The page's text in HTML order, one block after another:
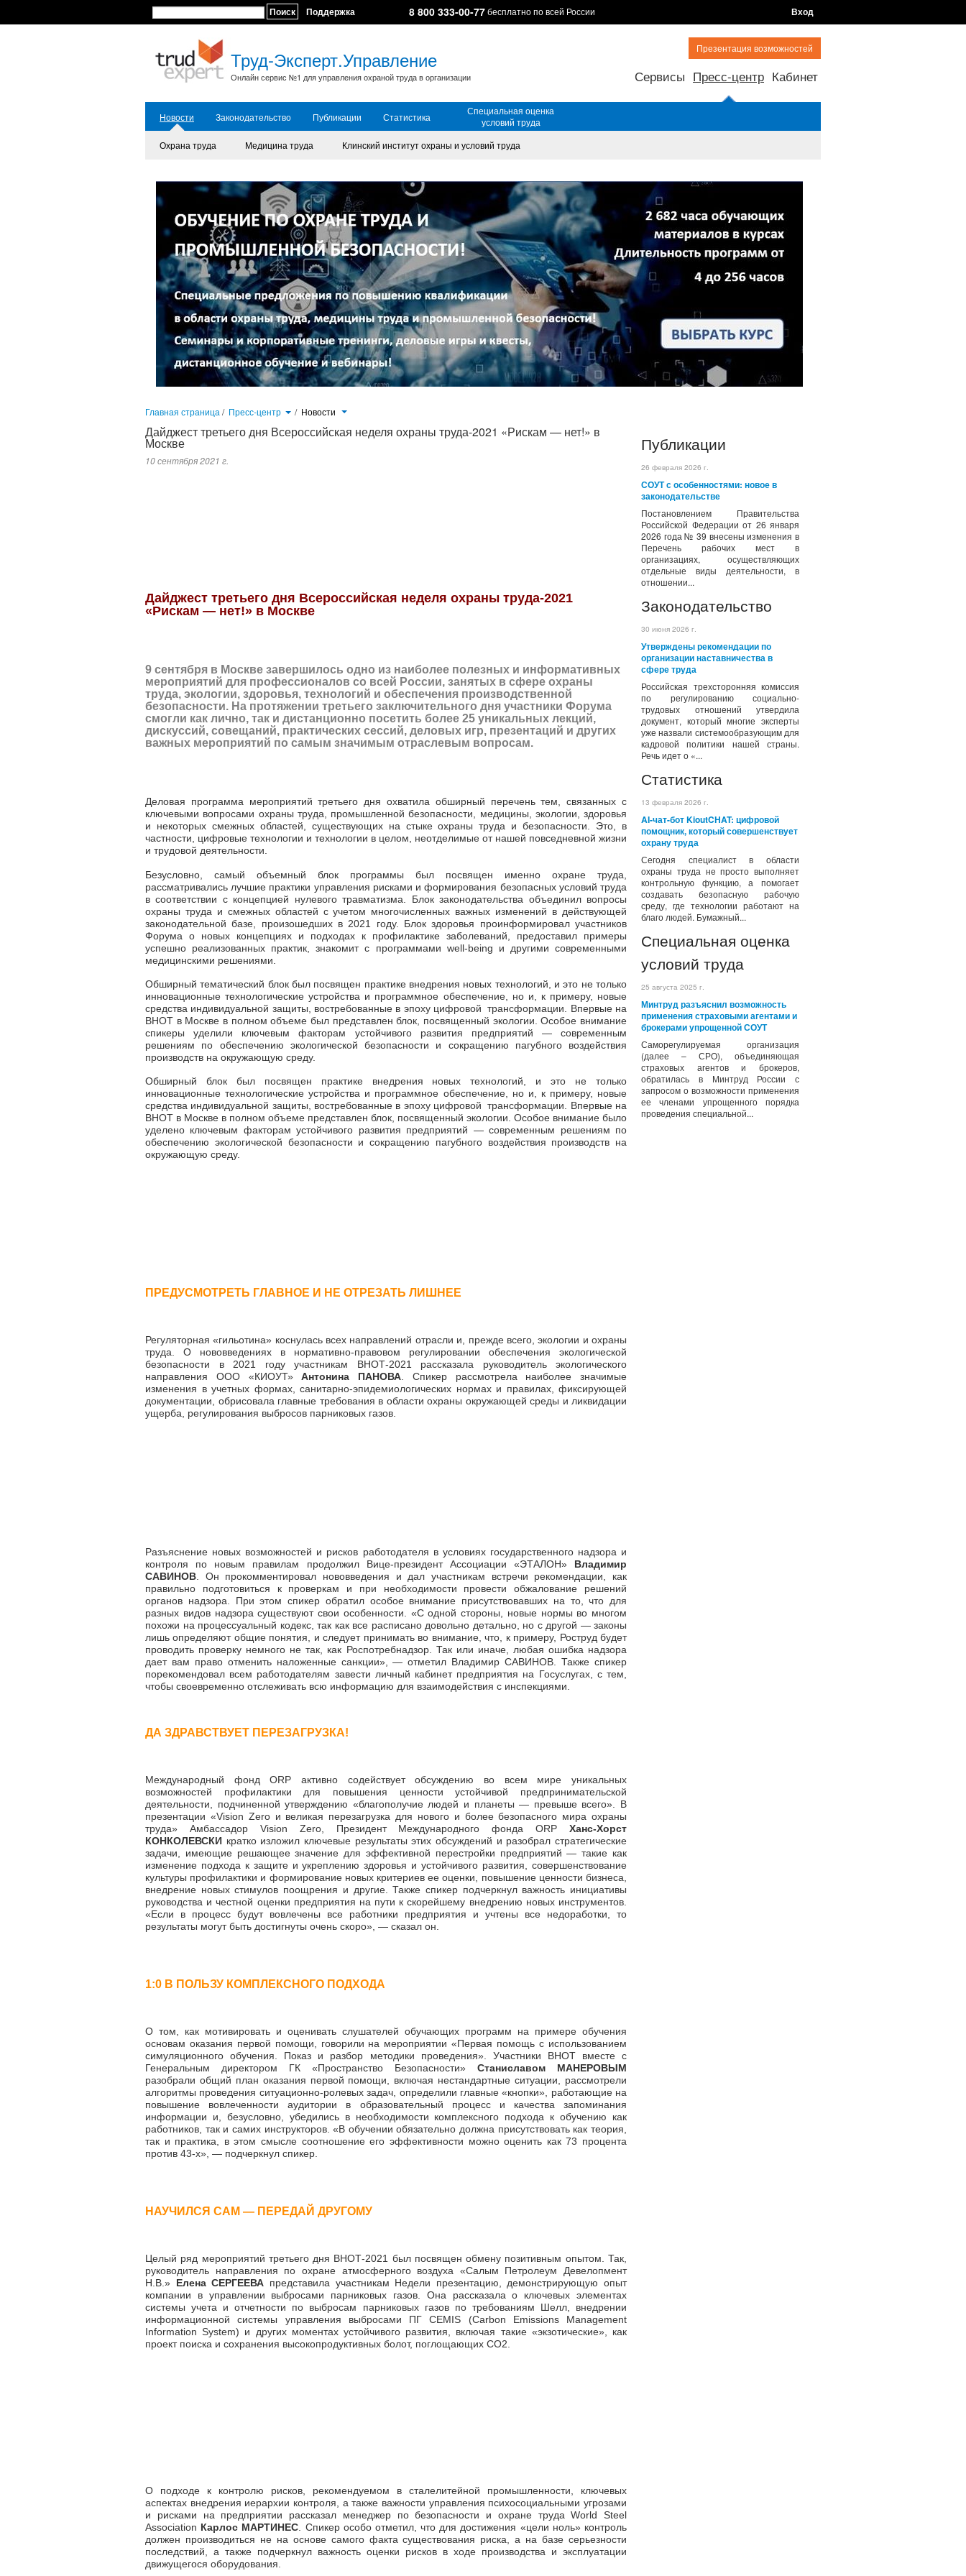
Поиск Поддержка 8 800 333-00-77бесплатно по всей России Вход
Труд-Эксперт.Управление
Онлайн сервис №1 для управления охраной труда в организации
Презентация возможностей
Сервисы Пресс-центр Кабинет
Новости Законодательство Публикации Статистика
Специальная оценка
условий труда
Охрана труда
Медицина труда Клинский институт охраны и условий труда
Главная страница / Пресс-центр / Новости
Публикации
26 февраля 2026 г.
СОУТ с особенностями: новое в
законодательстве
Постановлением Правительства
Российской Федерации от 26 января
2026 года № 39 внесены изменения в
Перечень рабочих мест в
организациях, осуществляющих
отдельные виды деятельности, в
отношении...
Законодательство
30 июня 2026 г.
Утверждены рекомендации по
организации наставничества в
сфере труда
Российская трехсторонняя комиссия
по регулированию социально-
трудовых отношений утвердила
документ, который многие эксперты
уже назвали системообразующим для
кадровой политики нашей страны.
Речь идет о «...
Статистика
13 февраля 2026 г.
AI-чат-бот KioutCHAT: цифровой
помощник, который совершенствует
охрану труда
Сегодня специалист в области
охраны труда не просто выполняет
контрольную функцию, а помогает
создавать безопасную рабочую
среду, где технологии работают на
благо людей. Бумажный...
Специальная оценка
условий труда
25 августа 2025 г.
Минтруд разъяснил возможность
применения страховыми агентами и
брокерами упрощенной СОУТ
Саморегулируемая организация
(далее – СРО), объединяющая
страховых агентов и брокеров,
обратилась в Минтруд России с
запросом о возможности применения
ее членами упрощенного порядка
проведения специальной...
Дайджест третьего дня Всероссийская неделя охраны труда-2021 «Рискам — нет!» в
Москве
10 сентября 2021 г.
Дайджест третьего дня Всероссийская неделя охраны труда-2021
«Рискам — нет!» в Москве
9 сентября в Москве завершилось одно из наиболее полезных и информативных
мероприятий для профессионалов со всей России, занятых в сфере охраны
труда, экологии, здоровья, технологий и обеспечения производственной
безопасности. На протяжении третьего заключительного дня участники Форума
смогли как лично, так и дистанционно посетить более 25 уникальных лекций,
дискуссий, совещаний, практических сессий, деловых игр, презентаций и других
важных мероприятий по самым значимым отраслевым вопросам.
Деловая программа мероприятий третьего дня охватила обширный перечень тем, связанных с
ключевыми вопросами охраны труда, промышленной безопасности, медицины, экологии, здоровья
и некоторых смежных областей, существующих на стыке охраны труда и безопасности. Это, в
частности, цифровые технологии и технологии в целом, неотделимые от нашей повседневной жизни
и трудовой деятельности.
Безусловно, самый объемный блок программы был посвящен именно охране труда,
рассматривались лучшие практики управления рисками и формирования безопасных условий труда
в соответствии с концепцией нулевого травматизма. Блок законодательства объединил вопросы
охраны труда и смежных областей с учетом многочисленных важных изменений в действующей
законодательной базе, произошедших в 2021 году. Блок здоровья проинформировал участников
Форума о новых концепциях и подходах к профилактике заболеваний, предоставил примеры
успешно реализованных практик, знакомит с программами well-being и другими современными
медицинскими решениями.
Обширный тематический блок был посвящен практике внедрения новых технологий, и это не только
инновационные технологические устройства и программное обеспечение, но и, к примеру, новые
средства индивидуальной защиты, востребованные в эпоху цифровой трансформации. Впервые на
ВНОТ в Москве в полном объеме был представлен блок, посвященный экологии. Особое внимание
спикеры уделили ключевым факторам устойчивого развития предприятий —современным
решениям по обеспечению экологической безопасности и сокращению пагубного воздействия
производств на окружающую среду.
Обширный блок был посвящен практике внедрения новых технологий, и это не только
инновационные технологические устройства и программное обеспечение, но и, к примеру, новые
средства индивидуальной защиты, востребованные в эпоху цифровой трансформации. Впервые на
ВНОТ в Москве в полном объеме представлен блок, посвященный экологии. Особое внимание было
уделено ключевым факторам устойчивого развития предприятий —современным решениям по
обеспечению экологической безопасности и сокращению пагубного воздействия производств на
окружающую среду.
ПРЕДУСМОТРЕТЬ ГЛАВНОЕ И НЕ ОТРЕЗАТЬ ЛИШНЕЕ
Регуляторная «гильотина» коснулась всех направлений отрасли и, прежде всего, экологии и охраны
труда. О нововведениях в нормативно-правовом регулировании обеспечения экологической
безопасности в 2021 году участникам ВНОТ-2021 рассказала руководитель экологического
направления ООО «КИОУТ»Антонина ПАНОВА. Спикер рассмотрела наиболее значимые
изменения в учетных формах, санитарно-эпидемиологических нормах и правилах, фиксирующей
документации, обрисовала главные требования в области охраны окружающей среды и ликвидации
ущерба, регулирования выбросов парниковых газов.
Разъяснение новых возможностей и рисков работодателя в условиях государственного надзора и
контроля по новым правилам продолжил Вице-президент Ассоциации «ЭТАЛОН» Владимир
САВИНОВ. Он прокомментировал нововведения и дал участникам встречи рекомендации, как
правильно подготовиться к проверкам и при необходимости провести обжалование решений
органов надзора. При этом спикер обратил особое внимание присутствовавших на то, что для
разных видов надзора существуют свои особенности. «С одной стороны, новые нормы во многом
похожи на процессуальный кодекс, так как все расписано довольно детально, но с другой —законы
лишь определяют общие понятия, и следует принимать во внимание, что, к примеру, Роструд будет
проводить проверку немного не так, как Роспотребнадзор. Так или иначе, любая ошибка надзора
дает вам право отменить наложенные санкции»,— отметил Владимир САВИНОВ. Также спикер
порекомендовал всем работодателям завести личный кабинет предприятия на Госуслугах, с тем,
чтобы своевременно отслеживать всю информацию для взаимодействия с инспекциями.
ДА ЗДРАВСТВУЕТ ПЕРЕЗАГРУЗКА!
Международный фонд ORP активно содействует обсуждению во всем мире уникальных
возможностей профилактики для повышения ценности устойчивой предпринимательской
деятельности, подчиненной утверждению «благополучие людей и планеты— превыше всего». В
презентации «Vision Zero и великая перезагрузка для нового и более безопасного мира охраны
труда» Амбассадор Vision Zero, Президент Международного фонда ORP Ханс-Хорст
КОНКОЛЕВСКИ кратко изложил ключевые результаты этих обсуждений и разобрал стратегические
задачи, имеющие решающее значение для эффективной перестройки предприятий— такие как
изменение подхода к защите и укреплению здоровья и устойчивого развития, совершенствование
культуры профилактики и формирование новых критериев ее оценки, повышение ценности бизнеса,
внедрение новых стимулов поощрения и другие. Также спикер подчеркнул важность инициативы
руководства и честной оценки предприятия на пути к скорейшему внедрению новых инструментов.
«Если в процесс будут вовлечены все работники предприятия и учтены все недоработки, то
результаты могут быть достигнуты очень скоро», — сказал он.
1:0 В ПОЛЬЗУ КОМПЛЕКСНОГО ПОДХОДА
О том, как мотивировать и оценивать слушателей обучающих программ на примере обучения
основам оказания первой помощи, говорили на мероприятии «Первая помощь с использованием
симуляционного обучения. Показ и разбор методики проведения». Участники ВНОТ вместе с
Генеральным директором ГК «Пространство Безопасности» Станиславом МАНЕРОВЫМ
разобрали общий план оказания первой помощи, включая нестандартные ситуации, рассмотрели
алгоритмы проведения ситуационно-ролевых задач, определили главные «кнопки», работающие на
повышение вовлеченности аудитории в образовательный процесс и качества запоминания
информации и, безусловно, убедились в необходимости комплексного подхода к обучению как
работников, так и самих инструкторов. «В обучении обязательно должна присутствовать как теория,
так и практика, в этом смысле соотношение его эффективности можно оценить как 73 процента
против 43-х», — подчеркнул спикер.
НАУЧИЛСЯ САМ — ПЕРЕДАЙ ДРУГОМУ
Целый ряд мероприятий третьего дня ВНОТ-2021 был посвящен обмену позитивным опытом. Так,
руководитель направления по охране атмосферного воздуха «Салым Петролеум Девелопмент
Н.В.» Елена СЕРГЕЕВА представила участникам Недели презентацию, демонстрирующую опыт
компании в управлении выбросами парниковых газов. Она рассказала о ключевых элементах
системы учета и отчетности по выбросам парниковых газов по требованиям Шелл, внедрении
информационной системы управления выбросами ПГ СEMIS (Carbon Emissions Management
Information System) и других моментах устойчивого развития, включая такие «экзотические», как
проект поиска и сохранения высокопродуктивных болот, поглощающих СО2.
О подходе к контролю рисков, рекомендуемом в сталелитейной промышленности, ключевых
аспектах внедрения иерархии контроля, а также важности управления психосоциальными угрозами
и рисками на предприятии рассказал менеджер по безопасности и охране труда World Steel
Association Карлос МАРТИНЕС. Спикер особо отметил, что для достижения «цели ноль» контроль
должен производиться не на основе самого факта существования риска, а на базе серьезности
последствий, а также подчеркнул важность оценки рисков в ходе производства и эксплуатации
движущегося оборудования.